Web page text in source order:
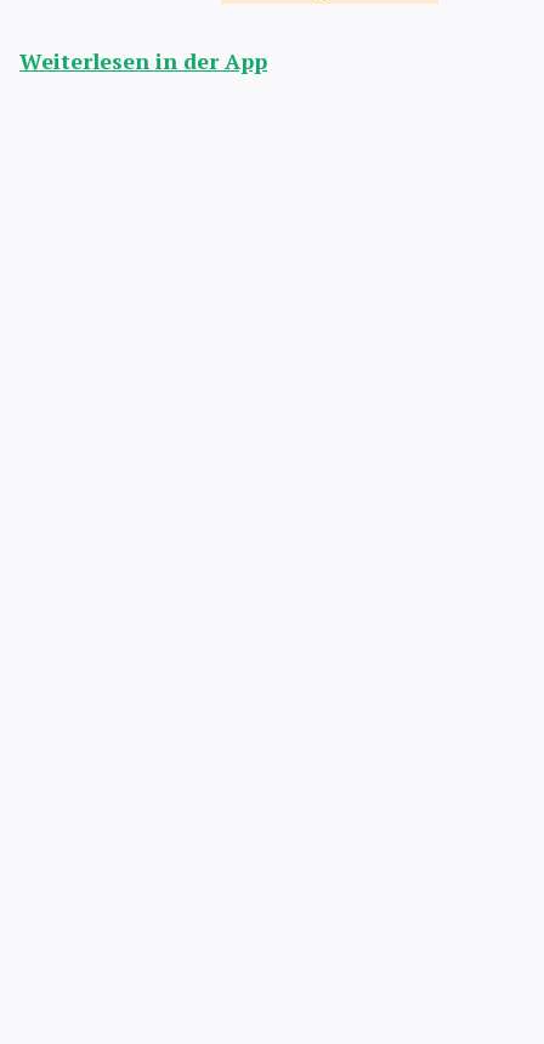
Weiterlesen in der App